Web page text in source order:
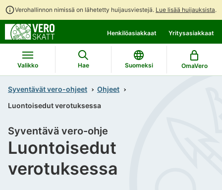
Verohallinnon nimissä on lähetetty huijausviestejä. Lue lisää huijauksista.
suoraan
sisältöön
koko
sivuston
hakuun
Henkilöasiakkaat Yritysasiakkaat
Valikko Hae Suomeksi OmaVero
Syventävät vero-ohjeet
Ohjeet
Luontoisedut verotuksessa
Luontoisedut
verotuksessa
Syventävä vero-ohje